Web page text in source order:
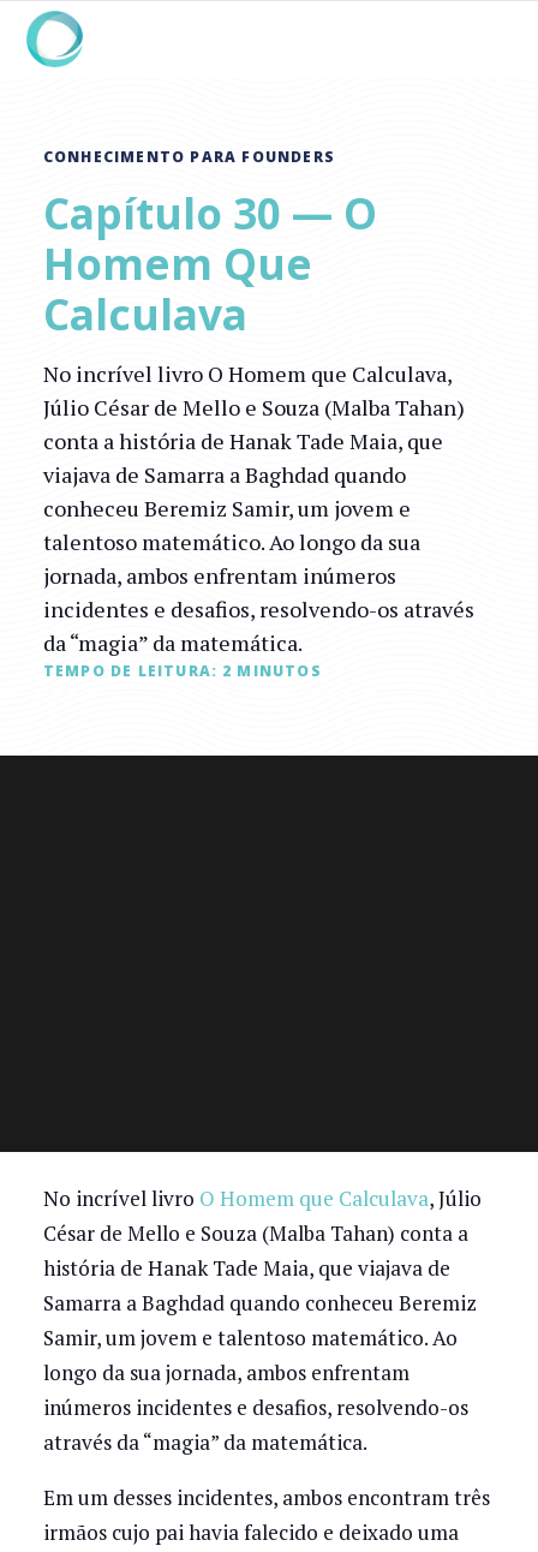
CONHECIMENTO PARA FOUNDERS
Capítulo 30 — O
Homem Que
Calculava
No incrível livro O Homem que Calculava,
Júlio César de Mello e Souza (Malba Tahan)
conta a história de Hanak Tade Maia, que
viajava de Samarra a Baghdad quando
conheceu Beremiz Samir, um jovem e
talentoso matemático. Ao longo da sua
jornada, ambos enfrentam inúmeros
incidentes e desafios, resolvendo-os através
da “magia” da matemática.
TEMPO DE LEITURA: 2 MINUTOS
No incrível livro O Homem que Calculava, Júlio
César de Mello e Souza (Malba Tahan) conta a
história de Hanak Tade Maia, que viajava de
Samarra a Baghdad quando conheceu Beremiz
Samir, um jovem e talentoso matemático. Ao
longo da sua jornada, ambos enfrentam
inúmeros incidentes e desafios, resolvendo-os
através da “magia” da matemática.
Em um desses incidentes, ambos encontram três
irmãos cujo pai havia falecido e deixado uma